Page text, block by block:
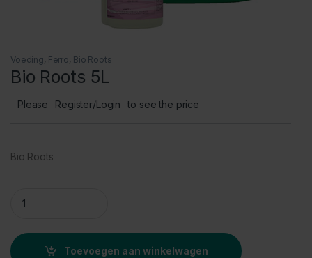
Voeding, Ferro, Bio Roots
Bio Roots 5L
Please Register/Login to see the price
Bio Roots
Toevoegen aan winkelwagen